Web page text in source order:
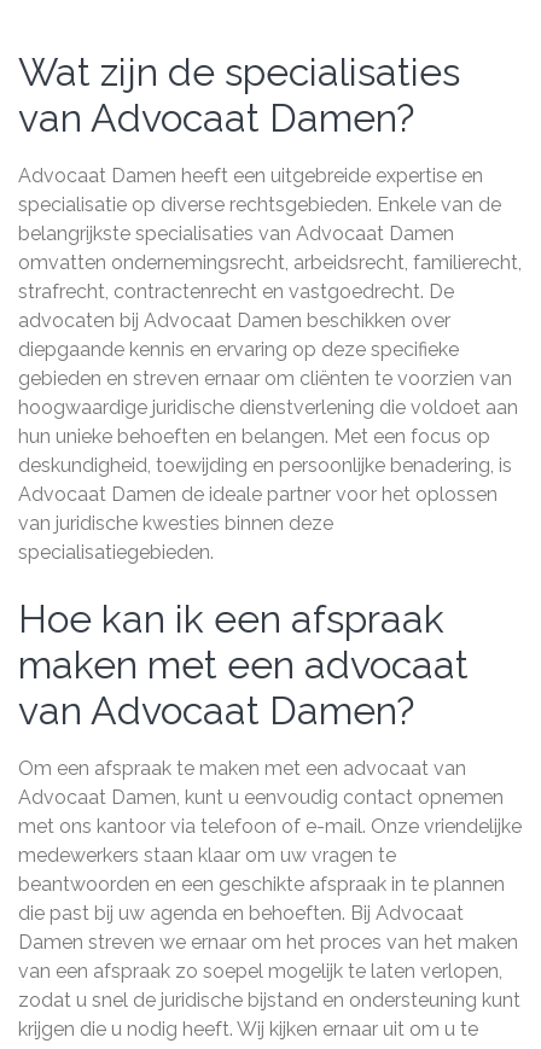
Wat zijn de specialisaties
van Advocaat Damen?
Advocaat Damen heeft een uitgebreide expertise en
specialisatie op diverse rechtsgebieden. Enkele van de
belangrijkste specialisaties van Advocaat Damen
omvatten ondernemingsrecht, arbeidsrecht, familierecht,
strafrecht, contractenrecht en vastgoedrecht. De
advocaten bij Advocaat Damen beschikken over
diepgaande kennis en ervaring op deze specifieke
gebieden en streven ernaar om cliënten te voorzien van
hoogwaardige juridische dienstverlening die voldoet aan
hun unieke behoeften en belangen. Met een focus op
deskundigheid, toewijding en persoonlijke benadering, is
Advocaat Damen de ideale partner voor het oplossen
van juridische kwesties binnen deze
specialisatiegebieden.
Hoe kan ik een afspraak
maken met een advocaat
van Advocaat Damen?
Om een afspraak te maken met een advocaat van
Advocaat Damen, kunt u eenvoudig contact opnemen
met ons kantoor via telefoon of e-mail. Onze vriendelijke
medewerkers staan klaar om uw vragen te
beantwoorden en een geschikte afspraak in te plannen
die past bij uw agenda en behoeften. Bij Advocaat
Damen streven we ernaar om het proces van het maken
van een afspraak zo soepel mogelijk te laten verlopen,
zodat u snel de juridische bijstand en ondersteuning kunt
krijgen die u nodig heeft. Wij kijken ernaar uit om u te